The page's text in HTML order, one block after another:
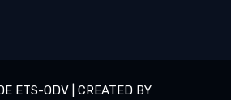
ETS-ODV | CREATED BY